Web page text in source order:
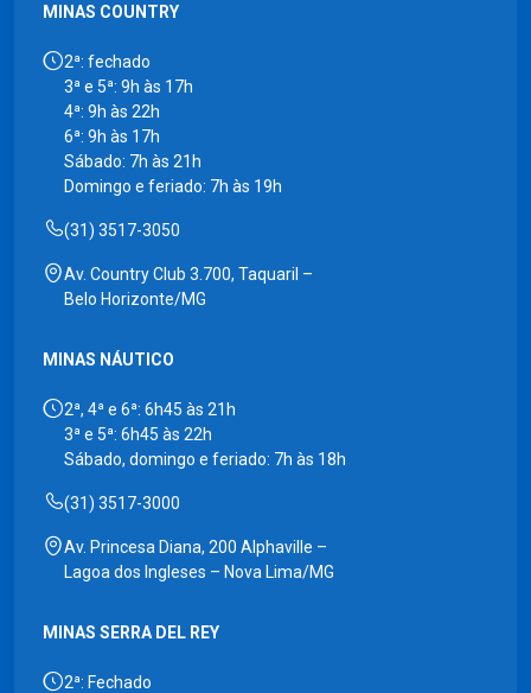
MINAS COUNTRY
2ª: fechado
3ª e 5ª: 9h às 17h
4ª: 9h às 22h
6ª: 9h às 17h
Sábado: 7h às 21h
Domingo e feriado: 7h às 19h
(31) 3517-3050
Av. Country Club 3.700, Taquaril –
Belo Horizonte/MG
MINAS NÁUTICO
2ª, 4ª e 6ª: 6h45 às 21h
3ª e 5ª: 6h45 às 22h
Sábado, domingo e feriado: 7h às 18h
(31) 3517-3000
Av. Princesa Diana, 200 Alphaville –
Lagoa dos Ingleses – Nova Lima/MG
MINAS SERRA DEL REY
2ª: Fechado